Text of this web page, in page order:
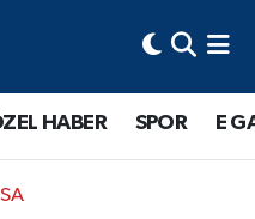
HABER SPOR E